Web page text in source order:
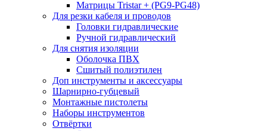
Матрицы Tristar + (PG9-PG48)
Для резки кабеля и проводов
Головки гидравлические
Ручной гидравлический
Для снятия изоляции
Оболочка ПВХ
Сшитый полиэтилен
Доп инструменты и аксессуары
Шарнирно-губцевый
Монтажные пистолеты
Наборы инструментов
Отвёртки